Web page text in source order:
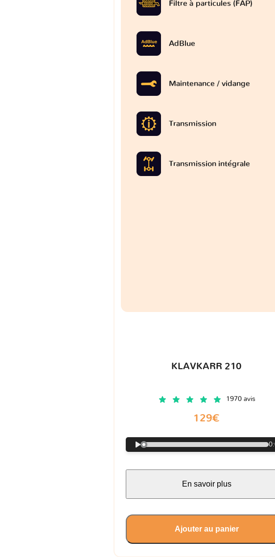
Filtre à particules (FAP)
AdBlue
Maintenance / vidange
Transmission
Transmission intégrale
KLAVKARR 210
1970 avis
129€
En savoir plus
Ajouter au panier